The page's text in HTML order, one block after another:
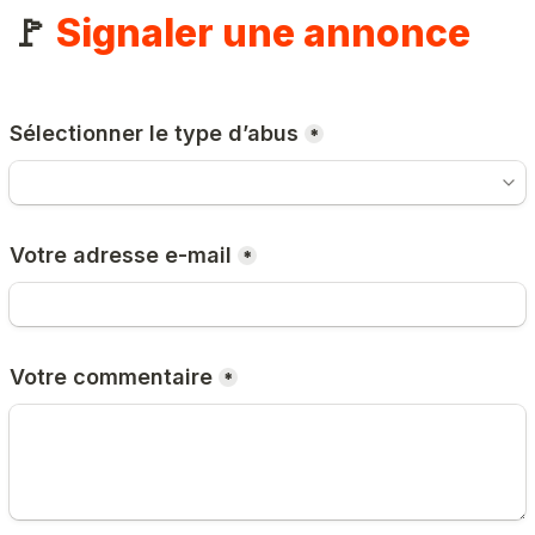
🚩 Signaler une annonce
Sélectionner le type d’abus *
Votre adresse e-mail *
Votre commentaire *